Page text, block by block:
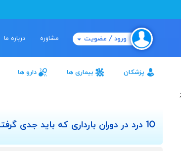
ورود / عضویت مشاوره درباره ما
پزشکان بیماری ها دارو ها
;
10 درد در دوران بارداری که باید جدی گرفته شود